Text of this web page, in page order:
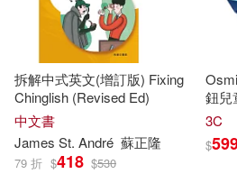
（法）讓-菲利普·阿盧-克諾
ZUN(14)
《親歷者》編輯部(14)
世界圖書出版公司北京公司
天津科學技術出版社(86)
國際亞洲出版社(85)
拆解中式英文(增訂版) Fixing
Chinglish (Revised Ed)
中文書
James St. André 蘇正隆
79 折 $418 $530
鈕兒
NK
3C
$